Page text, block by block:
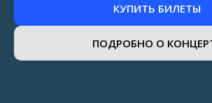
КУПИТЬ БИЛЕТЫ
ПОДРОБНО О